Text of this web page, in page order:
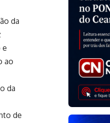
da
e
ao
da
de